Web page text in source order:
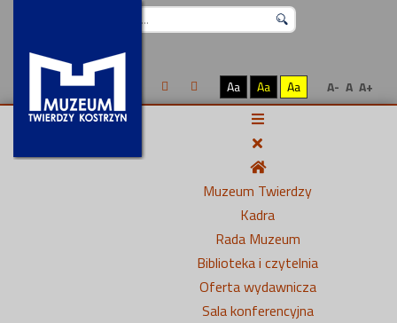
Aa Aa Aa A- A A+
Muzeum Twierdzy
Kadra
Rada Muzeum
Biblioteka i czytelnia
Oferta wydawnicza
Sala konferencyjna